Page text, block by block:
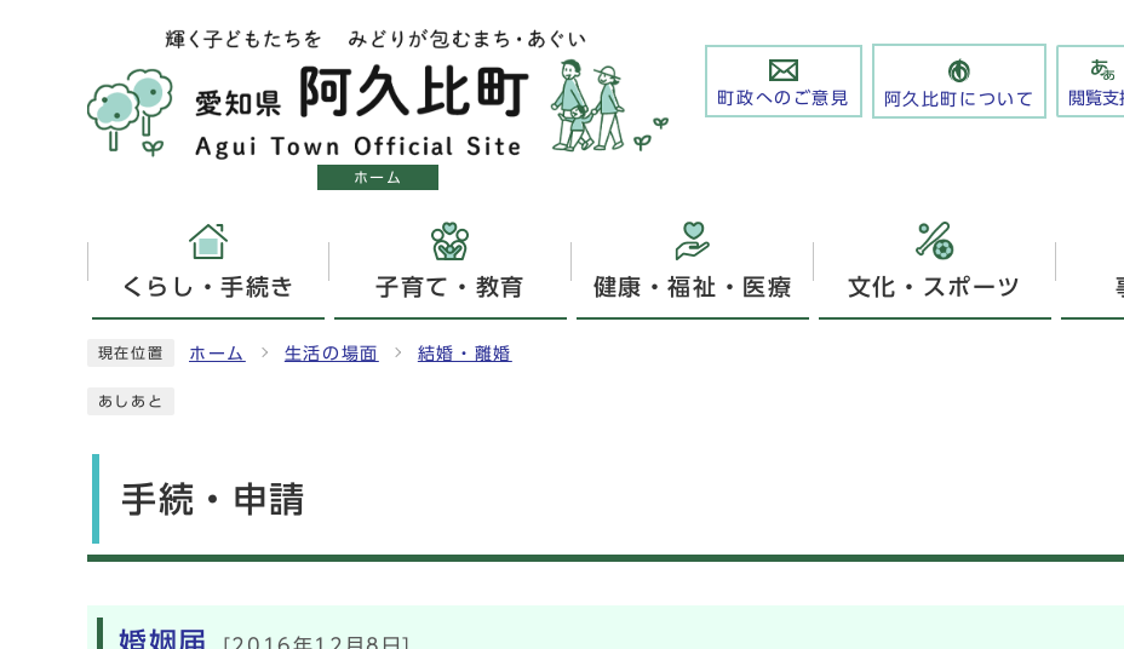
ホーム
町政へのご意見 阿久比町について 閲覧支
くらし・手続き 子育て・教育 健康・福祉・医療 文化・スポーツ
現在位置 ホーム 生活の場面 結婚・離婚
あしあと
手続・申請
メインメニュー
婚姻届 [2016年12月8日]